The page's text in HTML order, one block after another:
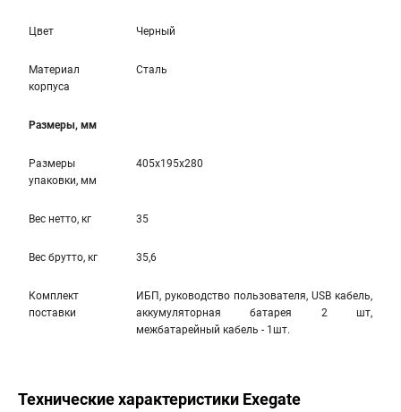
Цвет Черный
Материал
корпуса
Сталь
Размеры, мм
Размеры
упаковки, мм
405x195x280
Вес нетто, кг 35
Вес брутто, кг 35,6
Комплект
поставки
ИБП, руководство пользователя, USB кабель,
аккумуляторная батарея 2 шт,
межбатарейный кабель - 1шт.
Технические характеристики Exegate